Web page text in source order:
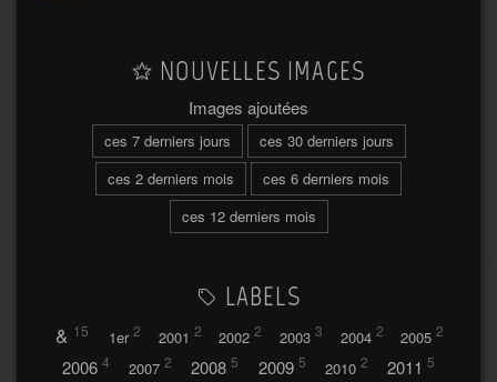
NOUVELLES IMAGES
Images ajoutées
ces 7 derniers jours
ces 30 derniers jours
ces 2 derniers mois
ces 6 derniers mois
ces 12 derniers mois
LABELS
& 15 1er 2 2001 2 2002 2 2003 3 2004 2 2005 2
2006 4 2007 2 2008 5 2009 5 2010 2 2011 5